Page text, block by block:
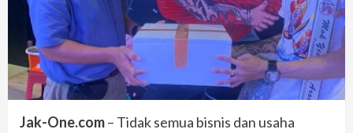
Jak-One.com– Tidak semua bisnis dan usaha